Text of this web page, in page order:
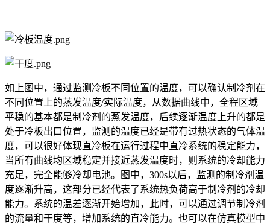
如上图中，通过监测冷板不同位置的温度，可以确认制冷剂在
不同位置上的蒸发温度/实际温度，从数据曲线中，全程区域
平稳的基本都是制冷剂的蒸发温度，后续逐渐温度上升的都是
处于冷板出口位置，监测的温度已经是带有过热状态的气体温
度，可以很好体现直冷板在运行过程中直冷系统的稳定能力，
当所有曲线均区域稳定并接近蒸发温度时，则系统的冷却能力
充足，完全能够冷却电池。图中，300s以后，监测的制冷剂温
度逐渐升高，这部分已经代表了系统热负荷高于制冷剂的冷却
能力。系统的温差逐渐开始增加，此时，可以通过调节制冷剂
的流量和干度等，增加系统的直冷能力。也可以在仿真模型中